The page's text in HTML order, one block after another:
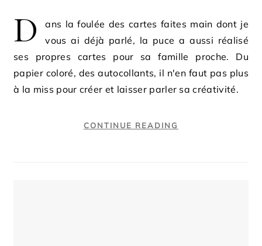
D
ans la foulée des cartes faites main dont je
vous ai déjà parlé, la puce a aussi réalisé
ses propres cartes pour sa famille proche. Du
papier coloré, des autocollants, il n'en faut pas plus
à la miss pour créer et laisser parler sa créativité.
CONTINUE READING